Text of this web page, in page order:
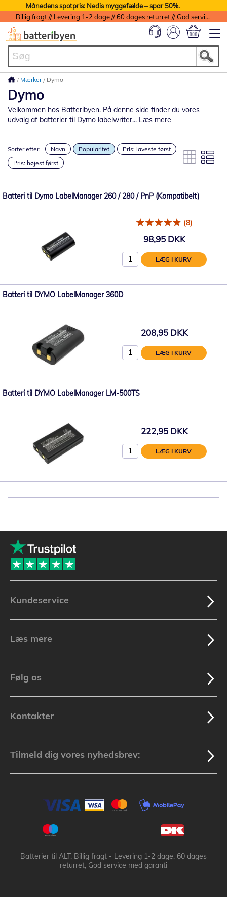
Månedens spotpris: Nedis myggefælde – spar 50%.
Billig fragt // Levering 1-2 dage // 60 dages returret // God service med garanti
Mærker Dymo
Dymo
Velkommen hos Batteribyen. På denne side finder du vores
udvalg af batterier til Dymo labelwriter... Læs mere
Sorter efter: Navn Popularitet
Pris: laveste først
Pris: højest først
Batteri til Dymo LabelManager 260 / 280 / PnP (Kompatibelt)
(8)
98,95 DKK
LÆG I KURV
Batteri til DYMO LabelManager 360D
208,95 DKK
LÆG I KURV
Batteri til DYMO LabelManager LM-500TS
222,95 DKK
LÆG I KURV
Kundeservice
Læs mere
Følg os
Kontakter
Tilmeld dig vores nyhedsbrev:
Batterier til ALT, Billig fragt - Levering 1-2 dage, 60 dages
returret, God service med garanti